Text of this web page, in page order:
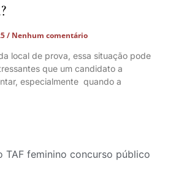
Nenhum comentário
local de prova, essa situação pode
que um candidato a
especialmente quando a